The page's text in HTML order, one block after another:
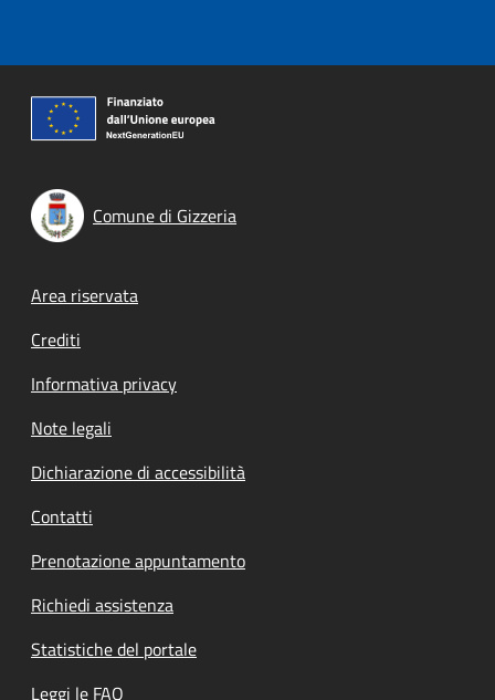
Comune di Gizzeria
Footer menu
Area riservata
Crediti
Informativa privacy
Note legali
Dichiarazione di accessibilità
Contatti
Prenotazione appuntamento
Richiedi assistenza
Statistiche del portale
Leggi le FAQ